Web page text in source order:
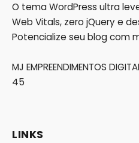
O tema WordPress ultra
Web Vitals, zero jQuery e
Potencialize seu blog com
MJ EMPREENDIMENTOS
45
LINKS